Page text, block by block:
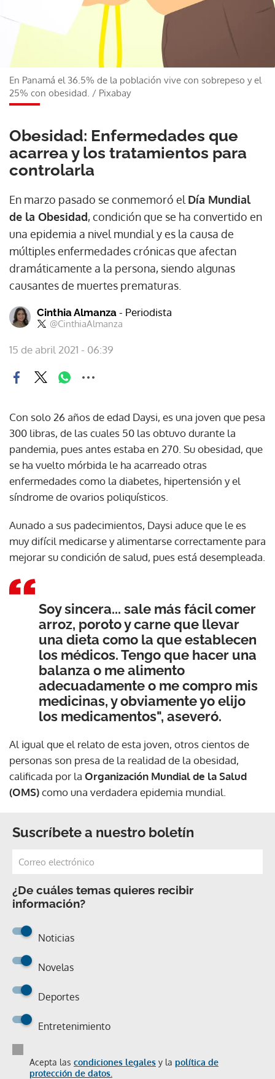
Obesidad: Enfermedades que
acarrea y los tratamientos para
controlarla
En marzo pasado se conmemoró el Día Mundial
de la Obesidad, condición que se ha convertido en
una epidemia a nivel mundial y es la causa de
múltiples enfermedades crónicas que afectan
dramáticamente a la persona, siendo algunas
causantes de muertes prematuras.
En Panamá el 36.5% de la población vive con sobrepeso y el
25% con obesidad. / Pixabay
Cinthia Almanza - Periodista
@CinthiaAlmanza
15 de abril 2021 - 06:39
Con solo 26 años de edad Daysi, es una joven que pesa
300 libras, de las cuales 50 las obtuvo durante la
pandemia, pues antes estaba en 270. Su obesidad, que
se ha vuelto mórbida le ha acarreado otras
enfermedades como la diabetes, hipertensión y el
síndrome de ovarios poliquísticos.
Aunado a sus padecimientos, Daysi aduce que le es
muy difícil medicarse y alimentarse correctamente para
mejorar su condición de salud, pues está desempleada.
Soy sincera... sale más fácil comer
arroz, poroto y carne que llevar
una dieta como la que establecen
los médicos. Tengo que hacer una
balanza o me alimento
adecuadamente o me compro mis
medicinas, y obviamente yo elijo
los medicamentos", aseveró.
Al igual que el relato de esta joven, otros cientos de
personas son presa de la realidad de la obesidad,
calificada por la Organización Mundial de la Salud
(OMS)como una verdadera epidemia mundial.
Suscríbete a nuestro boletín
¿De cuáles temas quieres recibir
información?
Noticias
Novelas
Deportes
Entretenimiento
Acepta las condiciones legales y la política de
protección de datos.